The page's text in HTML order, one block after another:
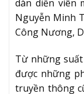
dàn diễn viên
Nguyễn Minh
Công Nương,
Từ những
được những
truyền thông